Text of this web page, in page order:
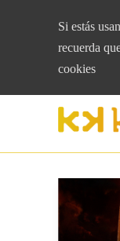
Si estás
recuerda
cookies